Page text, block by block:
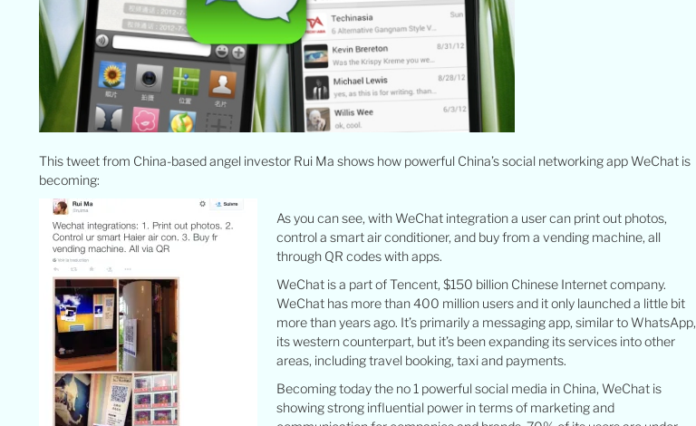
This tweet from China-based angel investor Rui Ma shows how powerful China’s social networking app WeChat is
becoming:
As you can see, with WeChat integration a user can print out photos,
control a smart air conditioner, and buy from a vending machine, all
through QR codes with apps.
WeChat is a part of Tencent, $150 billion Chinese Internet company.
WeChat has more than 400 million users and it only launched a little bit
more than years ago. It’s primarily a messaging app, similar to WhatsApp,
its western counterpart, but it’s been expanding its services into other
areas, including travel booking, taxi and payments.
Becoming today the no 1 powerful social media in China, WeChat is
showing strong influential power in terms of marketing and